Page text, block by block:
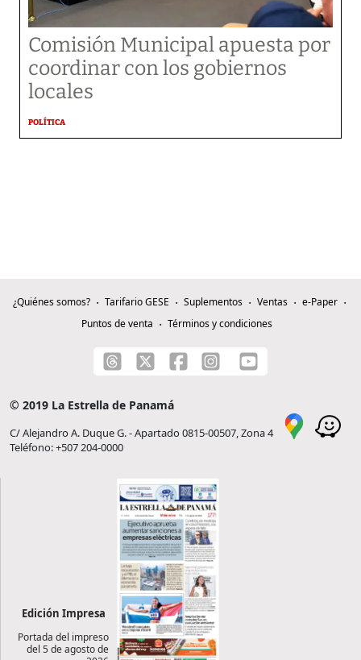
Comisión Municipal apuesta por
coordinar con los gobiernos
locales
POLÍTICA
¿Quiénes somos? Tarifario GESE Suplementos Ventas
e-Paper
Puntos de venta
Términos y condiciones
© 2019 La Estrella de Panamá
C/ Alejandro A. Duque G. - Apartado 0815-00507, Zona 4
Teléfono: +507 204-0000
Edición Impresa
Portada del impreso
del 5 de agosto de